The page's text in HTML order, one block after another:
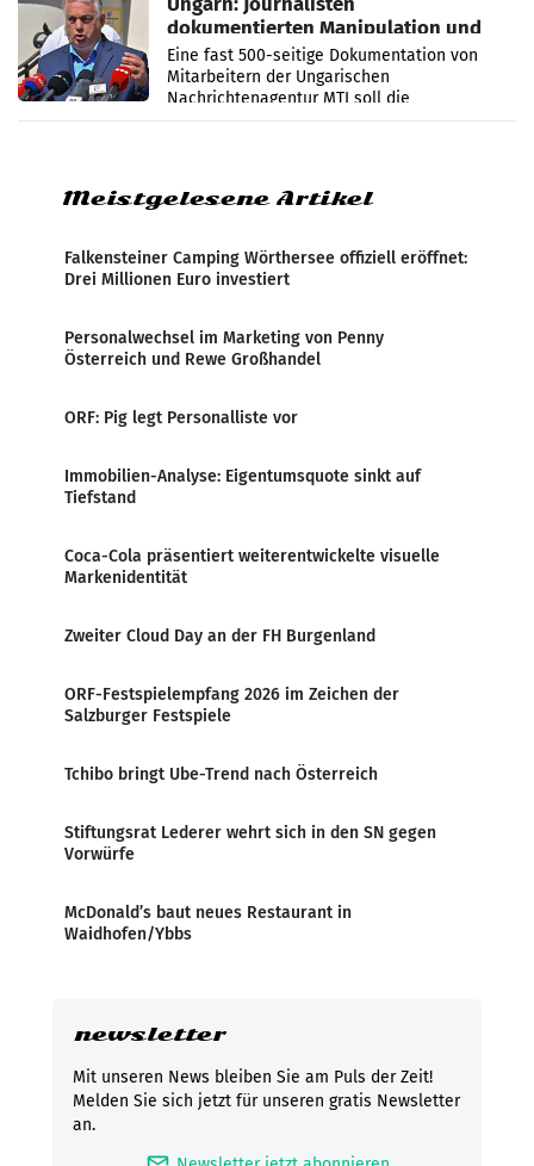
dokumentierten Manipulation und
Zensur
Eine fast 500-seitige Dokumentation von
Mitarbeitern der Ungarischen
Nachrichtenagentur MTI soll die
systematische Nachrichten-Manipulation und
Meistgelesene Artikel
Falkensteiner Camping Wörthersee offiziell eröffnet:
Drei Millionen Euro investiert
Personalwechsel im Marketing von Penny
Österreich und Rewe Großhandel
ORF: Pig legt Personalliste vor
Immobilien-Analyse: Eigentumsquote sinkt auf
Tiefstand
Coca-Cola präsentiert weiterentwickelte visuelle
Markenidentität
Zweiter Cloud Day an der FH Burgenland
ORF-Festspielempfang 2026 im Zeichen der
Salzburger Festspiele
Tchibo bringt Ube-Trend nach Österreich
Stiftungsrat Lederer wehrt sich in den SN gegen
Vorwürfe
McDonald’s baut neues Restaurant in
Waidhofen/Ybbs
newsletter
Mit unseren News bleiben Sie am Puls der Zeit!
Melden Sie sich jetzt für unseren gratis Newsletter
an.